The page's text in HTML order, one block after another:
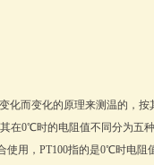
而变化的原理来测温的，
0℃时的电阻值不同分为五种
用，PT100指的是0℃时电阻